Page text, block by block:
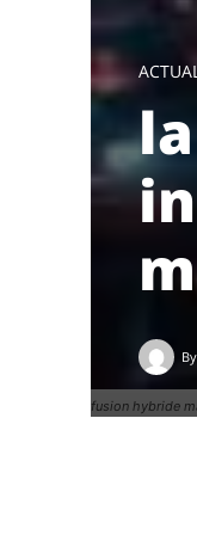
fusion hybride
By